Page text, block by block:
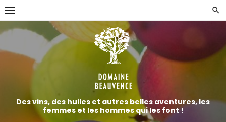
Aller
directement
au
contenu
Des vins, des huiles et autres belles aventures, les
femmes et les hommes qui les font !